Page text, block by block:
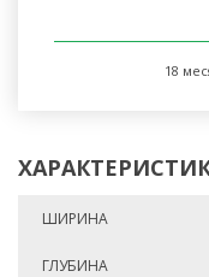
18
ШИРИНА
ГЛУБИНА